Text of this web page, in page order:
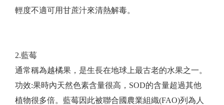
輕度不適可用甘蔗汁來清熱解毒。
2.藍莓
通常稱為越橘果，是生長在地球上最古老的水果之一。
功效:果時內天然色素含量很高，SOD的含量超過其他
植物很多倍。藍莓因此被聯合國農業組織(FAO)列為人